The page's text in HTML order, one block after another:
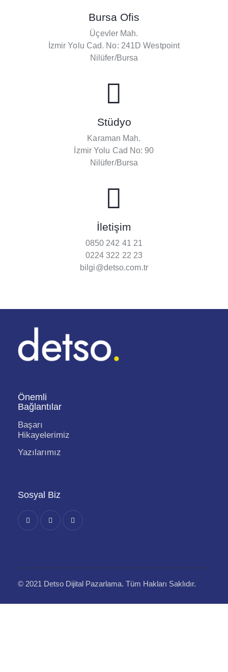
Bursa Ofis
Üçevler Mah.
İzmir Yolu Cad. No: 241D Westpoint
Nilüfer/Bursa
Stüdyo
Karaman Mah.
İzmir Yolu Cad No: 90
Nilüfer/Bursa
İletişim
0850 242 41 21
0224 322 22 23
bilgi@detso.com.tr
Önemli
Bağlantılar
Başarı
Hikayelerimiz
Yazılarımız
Sosyal Biz
© 2021 Detso Dijital Pazarlama. Tüm Hakları Saklıdır.